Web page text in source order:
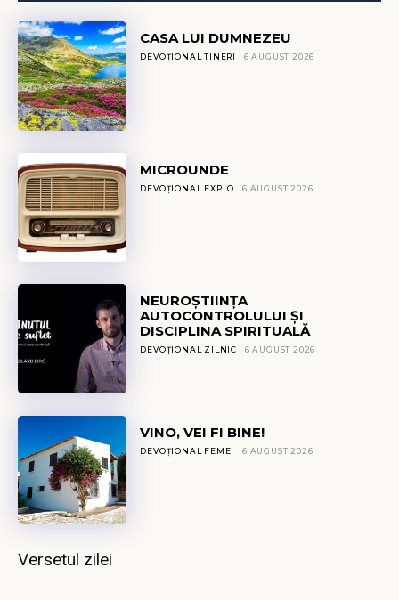
CASA LUI DUMNEZEU
DEVOȚIONAL TINERI 6 AUGUST 2026
MICROUNDE
DEVOȚIONAL EXPLO 6 AUGUST 2026
NEUROȘTIINȚA
AUTOCONTROLULUI ȘI
DISCIPLINA SPIRITUALĂ
DEVOȚIONAL ZILNIC 6 AUGUST 2026
VINO, VEI FI BINE!
DEVOȚIONAL FEMEI 6 AUGUST 2026
Versetul zilei